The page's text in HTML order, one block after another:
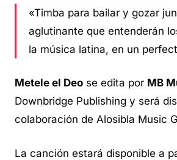
«Timba para bailar y gozar
aglutinante que entenderán
la música latina, en un
Metele el Deo se edita por MB
Downbridge Publishing y será
colaboración de Alosibla Music
La canción estará disponible a